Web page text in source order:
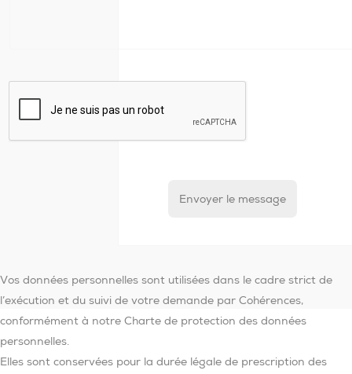
Vos données personnelles sont utilisées dans le cadre strict de
l’exécution et du suivi de votre demande par Cohérences,
conformément à notre Charte de protection des données
personnelles.
Elles sont conservées pour la durée légale de prescription des